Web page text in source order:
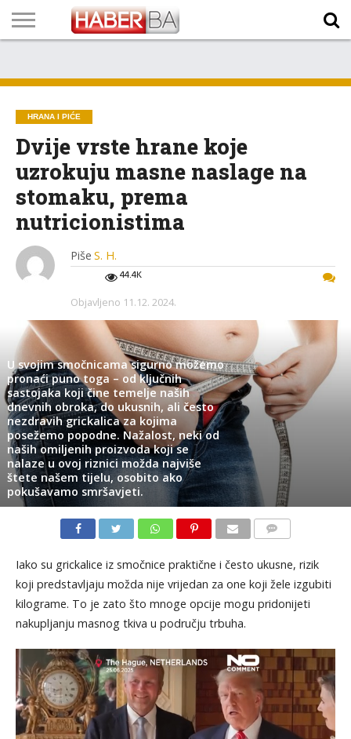
TECH
PROGRAM
PROGNOZA
PUTEVIMA
LISTA
NAMA
HRANA I PIĆE
Dvije vrste hrane koje
uzrokuju masne naslage na
stomaku, prema
nutricionistima
Piše S. H.
44.4K
Objavljeno 11.12. 2024.
U svojim smočnicama sigurno možemo
pronaći puno toga – od ključnih
sastojaka koji čine temelje naših
dnevnih obroka, do ukusnih, ali često
nezdravih grickalica za kojima
posežemo popodne. Nažalost, neki od
naših omiljenih proizvoda koji se
nalaze u ovoj riznici možda najviše
štete našem tijelu, osobito ako
pokušavamo smršavjeti.
Iako su grickalice iz smočnice praktične i često ukusne, rizik
koji predstavljaju možda nije vrijedan za one koji žele izgubiti
kilograme. To je zato što mnoge opcije mogu pridonijeti
nakupljanju masnog tkiva u području trbuha.